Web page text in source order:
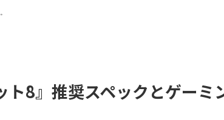
ト8』推奨スペックとゲーミ